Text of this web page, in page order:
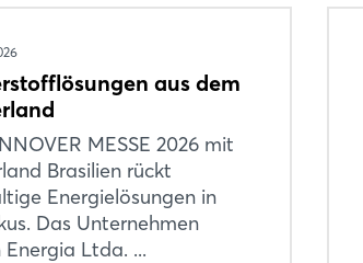
aus dem
MESSE 2026 mit
Brasilien rückt
Energielösungen in
Das Unternehmen
Energia Ltda. ...